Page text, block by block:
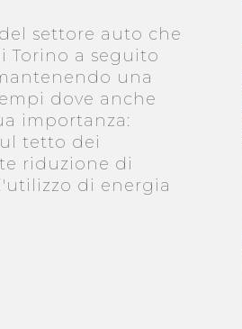
settore auto che
Torino a seguito
una
dove anche
importanza:
tetto dei
riduzione di
di energia